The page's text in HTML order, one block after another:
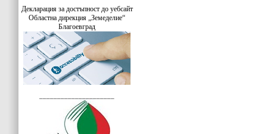
Декларация за достъпност до уебсайт
Областна дирекция „Земеделие“
Благоевград